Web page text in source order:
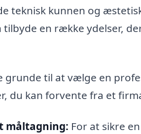
teknisk kunnen og
tilbyde en række ydelser,
grunde til at vælge en
du kan forvente fra et
måltagning: For at sikre